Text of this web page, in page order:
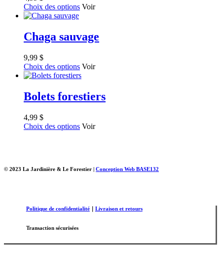
Choix des options Voir
Chaga sauvage
9,99 $
Choix des options Voir
Bolets forestiers
4,99 $
Choix des options Voir
© 2023 La Jardinière & Le Forestier | Conception Web BASE132
Politique de confidentialité｜ Livraison et retours
Transaction sécurisées